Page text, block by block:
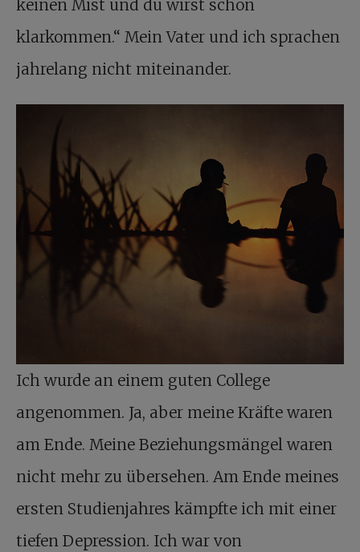
keinen Mist und du wirst schon
klarkommen.“ Mein Vater und ich sprachen
jahrelang nicht miteinander.
Ich wurde an einem guten College
angenommen. Ja, aber meine Kräfte waren
am Ende. Meine Beziehungsmängel waren
nicht mehr zu übersehen. Am Ende meines
ersten Studienjahres kämpfte ich mit einer
tiefen Depression. Ich war von